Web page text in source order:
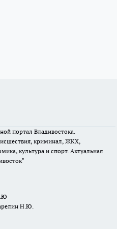
портал Владивостока.
криминал, ЖКХ,
культура и спорт. Актуальная
Н.Ю.